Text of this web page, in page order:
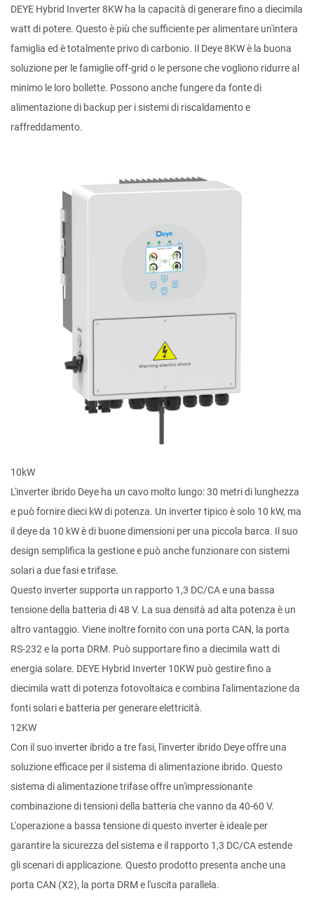
DEYE Hybrid Inverter 8KW ha la capacità di generare fino a diecimila
watt di potere. Questo è più che sufficiente per alimentare un'intera
famiglia ed è totalmente privo di carbonio. Il Deye 8KW è la buona
soluzione per le famiglie off-grid o le persone che vogliono ridurre al
minimo le loro bollette. Possono anche fungere da fonte di
alimentazione di backup per i sistemi di riscaldamento e
raffreddamento.
10kW
L'inverter ibrido Deye ha un cavo molto lungo: 30 metri di lunghezza
e può fornire dieci kW di potenza. Un inverter tipico è solo 10 kW, ma
il deye da 10 kW è di buone dimensioni per una piccola barca. Il suo
design semplifica la gestione e può anche funzionare con sistemi
solari a due fasi e trifase.
Questo inverter supporta un rapporto 1,3 DC/CA e una bassa
tensione della batteria di 48 V. La sua densità ad alta potenza è un
altro vantaggio. Viene inoltre fornito con una porta CAN, la porta
RS-232 e la porta DRM. Può supportare fino a diecimila watt di
energia solare. DEYE Hybrid Inverter 10KW può gestire fino a
diecimila watt di potenza fotovoltaica e combina l'alimentazione da
fonti solari e batteria per generare elettricità.
12KW
Con il suo inverter ibrido a tre fasi, l'inverter ibrido Deye offre una
soluzione efficace per il sistema di alimentazione ibrido. Questo
sistema di alimentazione trifase offre un'impressionante
combinazione di tensioni della batteria che vanno da 40-60 V.
L'operazione a bassa tensione di questo inverter è ideale per
garantire la sicurezza del sistema e il rapporto 1,3 DC/CA estende
gli scenari di applicazione. Questo prodotto presenta anche una
porta CAN (X2), la porta DRM e l'uscita parallela.